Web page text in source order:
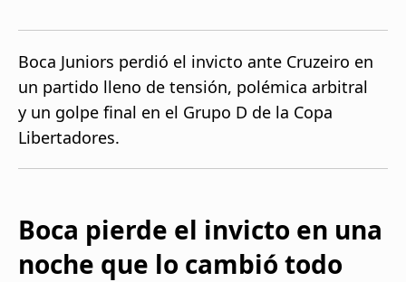
beIN XTRA
notificaciones
Contáctanos
Boca Juniors perdió el invicto ante Cruzeiro en
un partido lleno de tensión, polémica arbitral
y un golpe final en el Grupo D de la Copa
Libertadores.
Boca pierde el invicto en una
noche que lo cambió todo